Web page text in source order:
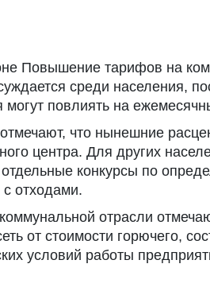
Повышение тарифов на
среди населения,
могут повлиять на
что нынешние
центра. Для других
конкурсы по
отходами.
отрасли
от стоимости горючего,
условий работы